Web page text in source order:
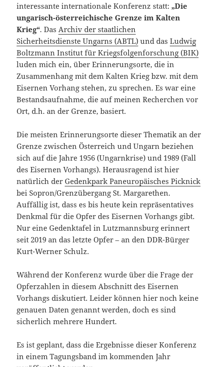
interessante internationale Konferenz statt: „Die
ungarisch-österreichische Grenze im Kalten
Krieg“. Das Archiv der staatlichen
Sicherheitsdienste Ungarns (ABTL) und dasLudwig
Boltzmann Institut für Kriegsfolgenforschung (BIK)
luden mich ein, über Erinnerungsorte, die in
Zusammenhang mit dem Kalten Krieg bzw. mit dem
Eisernen Vorhang stehen, zu sprechen. Es war eine
Bestandsaufnahme, die auf meinen Recherchen vor
Ort, d.h. an der Grenze, basiert.
Die meisten Erinnerungsorte dieser Thematik an der
Grenze zwischen Österreich und Ungarn beziehen
sich auf die Jahre 1956 (Ungarnkrise) und 1989 (Fall
des Eisernen Vorhangs). Herausragend ist hier
natürlich derGedenkpark Paneuropäisches Picknick
bei Sopron/Grenzübergang St. Margarethen.
Auffällig ist, dass es bis heute kein repräsentatives
Denkmal für die Opfer des Eisernen Vorhangs gibt.
Nur eine Gedenktafel in Lutzmannsburg erinnert
seit 2019 an das letzte Opfer – an den DDR-Bürger
Kurt-Werner Schulz.
Während der Konferenz wurde über die Frage der
Opferzahlen in diesem Abschnitt des Eisernen
Vorhangs diskutiert. Leider können hier noch keine
genauen Daten genannt werden, doch es sind
sicherlich mehrere Hundert.
Es ist geplant, dass die Ergebnisse dieser Konferenz
in einem Tagungsband im kommenden Jahr